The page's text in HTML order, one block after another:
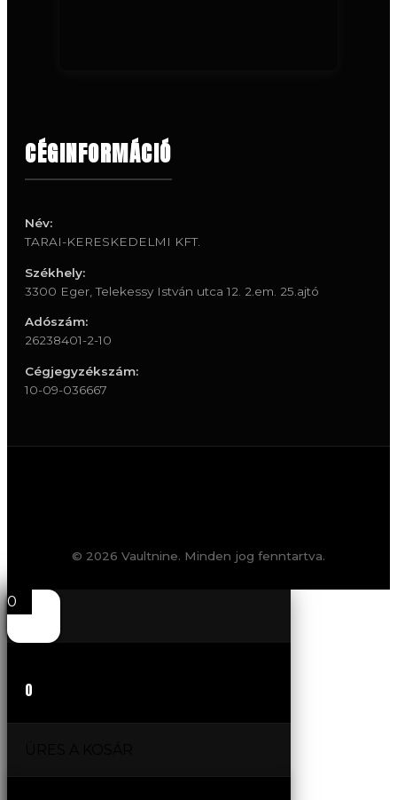
CÉGINFORMÁCIÓ
Név:
TARAI-KERESKEDELMI KFT.
Székhely:
3300 Eger, Telekessy István utca 12. 2.em. 25.ajtó
Adószám:
26238401-2-10
Cégjegyzékszám:
10-09-036667
© 2026 Vaultnine. Minden jog fenntartva.
0
0